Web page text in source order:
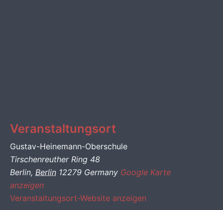
Veranstaltungsort
Gustav-Heinemann-Oberschule
Tirschenreuther Ring 48
Berlin, Berlin 12279 Germany Google Karte
anzeigen
Veranstaltungsort-Website anzeigen